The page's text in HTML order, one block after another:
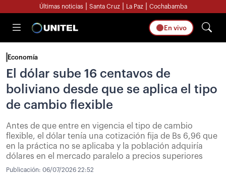
Últimas noticias Santa Cruz La Paz Cochabamba
En vivo
Economía
El dólar sube 16 centavos de
boliviano desde que se aplica el tipo
de cambio flexible
Antes de que entre en vigencia el tipo de cambio
flexible, el dólar tenía una cotización fija de Bs 6,96 que
en la práctica no se aplicaba y la población adquiría
dólares en el mercado paralelo a precios superiores
Publicación: 06/07/2026 22:52